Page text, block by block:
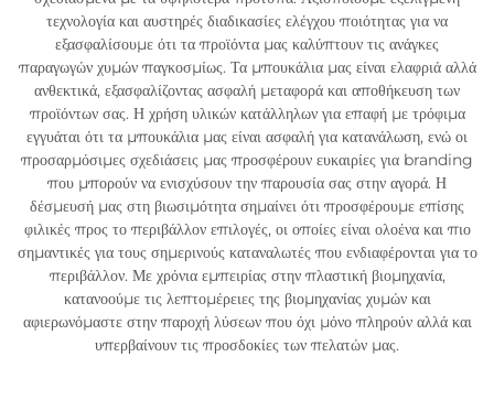
τεχνολογία και αυστηρές διαδικασίες ελέγχου ποιότητας για να
εξασφαλίσουμε ότι τα προϊόντα μας καλύπτουν τις ανάγκες
παραγωγών χυμών παγκοσμίως. Τα μπουκάλια μας είναι ελαφριά αλλά
ανθεκτικά, εξασφαλίζοντας ασφαλή μεταφορά και αποθήκευση των
προϊόντων σας. Η χρήση υλικών κατάλληλων για επαφή με τρόφιμα
εγγυάται ότι τα μπουκάλια μας είναι ασφαλή για κατανάλωση, ενώ οι
προσαρμόσιμες σχεδιάσεις μας προσφέρουν ευκαιρίες για branding
που μπορούν να ενισχύσουν την παρουσία σας στην αγορά. Η
δέσμευσή μας στη βιωσιμότητα σημαίνει ότι προσφέρουμε επίσης
φιλικές προς το περιβάλλον επιλογές, οι οποίες είναι ολοένα και πιο
σημαντικές για τους σημερινούς καταναλωτές που ενδιαφέρονται για το
περιβάλλον. Με χρόνια εμπειρίας στην πλαστική βιομηχανία,
κατανοούμε τις λεπτομέρειες της βιομηχανίας χυμών και
αφιερωνόμαστε στην παροχή λύσεων που όχι μόνο πληρούν αλλά και
υπερβαίνουν τις προσδοκίες των πελατών μας.